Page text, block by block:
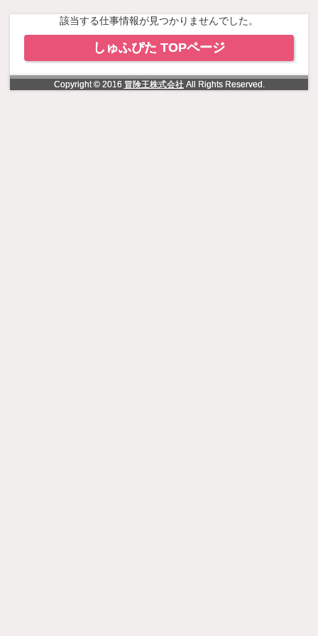
該当する仕事情報が見つかりませんでした。
しゅふぴた TOPページ
Copyright © 2016 冒険王株式会社All Rights Reserved.